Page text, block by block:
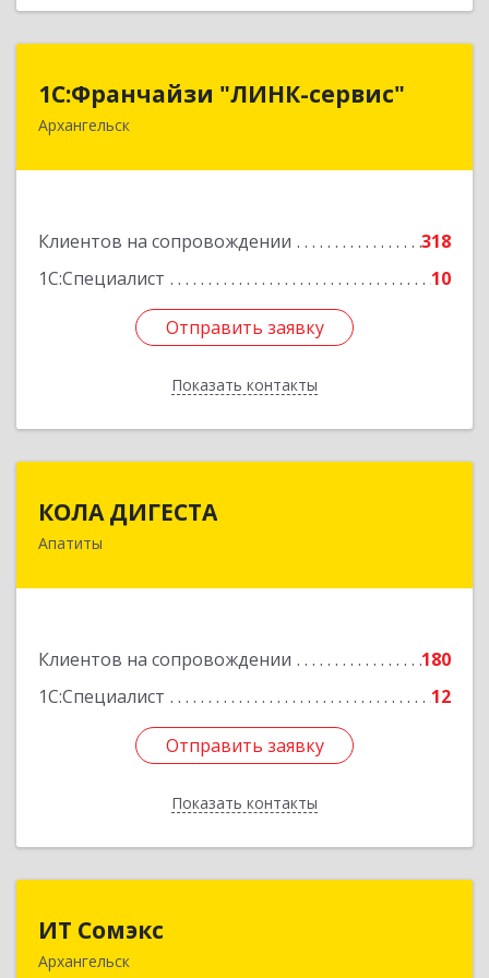
1С:Франчайзи "ЛИНК-сервис"
Архангельск
Клиентов на сопровождении
318
1С:Специалист
10
Отправить заявку
Показать контакты
1С:Франчайзи "ЛИНК-сервис"
163000, Архангельская обл, Архангельск г,
Отправить заявку
Назад
КОЛА ДИГЕСТА
Апатиты
Клиентов на сопровождении
180
1С:Специалист
12
Отправить заявку
Показать контакты
Отправить заявку
Назад
ИТ Сомэкс
Архангельск163001, Архангельская обл, Архангельск г,